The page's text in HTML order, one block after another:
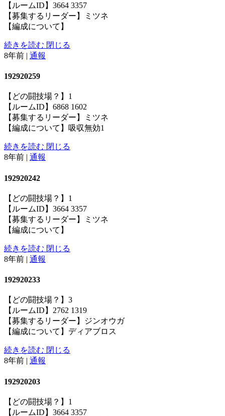
【ルームID】3664 3357
【募集するリーダー】ミツネ
【編成について】
続きを読む 閉じる
8年前 | 通報
192920259
【どの闘技場？】1
【ルームID】6868 1602
【募集するリーダー】ミツネ
【編成について】吸収無効1
続きを読む 閉じる
8年前 | 通報
192920242
【どの闘技場？】1
【ルームID】3664 3357
【募集するリーダー】ミツネ
【編成について】
続きを読む 閉じる
8年前 | 通報
192920233
【どの闘技場？】3
【ルームID】2762 1319
【募集するリーダー】ジンオウガ
【編成について】ディアブロス
続きを読む 閉じる
8年前 | 通報
192920203
【どの闘技場？】1
【ルームID】3664 3357